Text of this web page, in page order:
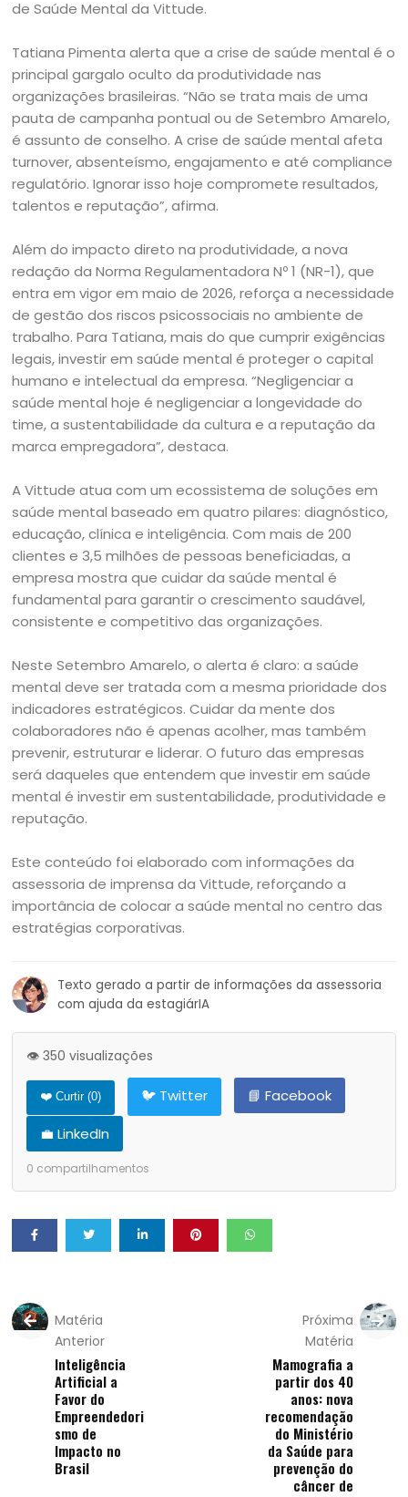
de Saúde Mental da Vittude.
Tatiana Pimenta alerta que a crise de saúde mental é o
principal gargalo oculto da produtividade nas
organizações brasileiras. “Não se trata mais de uma
pauta de campanha pontual ou de Setembro Amarelo,
é assunto de conselho. A crise de saúde mental afeta
turnover, absenteísmo, engajamento e até compliance
regulatório. Ignorar isso hoje compromete resultados,
talentos e reputação”, afirma.
Além do impacto direto na produtividade, a nova
redação da Norma Regulamentadora Nº 1 (NR-1), que
entra em vigor em maio de 2026, reforça a necessidade
de gestão dos riscos psicossociais no ambiente de
trabalho. Para Tatiana, mais do que cumprir exigências
legais, investir em saúde mental é proteger o capital
humano e intelectual da empresa. “Negligenciar a
saúde mental hoje é negligenciar a longevidade do
time, a sustentabilidade da cultura e a reputação da
marca empregadora”, destaca.
A Vittude atua com um ecossistema de soluções em
saúde mental baseado em quatro pilares: diagnóstico,
educação, clínica e inteligência. Com mais de 200
clientes e 3,5 milhões de pessoas beneficiadas, a
empresa mostra que cuidar da saúde mental é
fundamental para garantir o crescimento saudável,
consistente e competitivo das organizações.
Neste Setembro Amarelo, o alerta é claro: a saúde
mental deve ser tratada com a mesma prioridade dos
indicadores estratégicos. Cuidar da mente dos
colaboradores não é apenas acolher, mas também
prevenir, estruturar e liderar. O futuro das empresas
será daqueles que entendem que investir em saúde
mental é investir em sustentabilidade, produtividade e
reputação.
Este conteúdo foi elaborado com informações da
assessoria de imprensa da Vittude, reforçando a
importância de colocar a saúde mental no centro das
estratégias corporativas.
Texto gerado a partir de informações da assessoria
com ajuda da estagiárIA
👁️ 350 visualizações
❤️ Curtir (0) 🐦 Twitter
📘 Facebook
💼 LinkedIn
0 compartilhamentos
Matéria
Anterior
Inteligência
Artificial a
Favor do
Empreendedori
smo de
Impacto no
Brasil
Próxima
Matéria
Mamografia a
partir dos 40
anos: nova
recomendação
do Ministério
da Saúde para
prevenção do
câncer de